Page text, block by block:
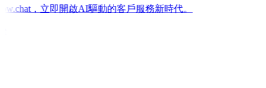
，立即開啟AI驅動的客戶服務新時代。